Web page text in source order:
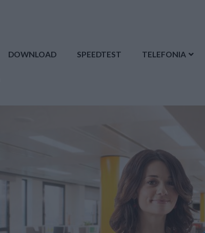
DOWNLOAD SPEEDTEST TELEFONIA